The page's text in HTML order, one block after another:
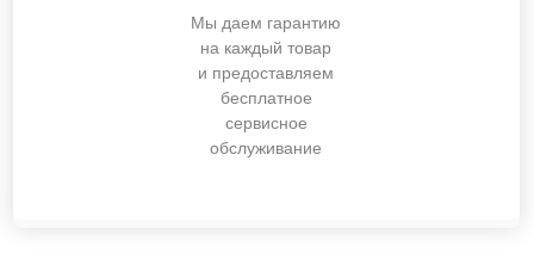
Мы даем гарантию
на каждый товар
и предоставляем
бесплатное
сервисное
обслуживание